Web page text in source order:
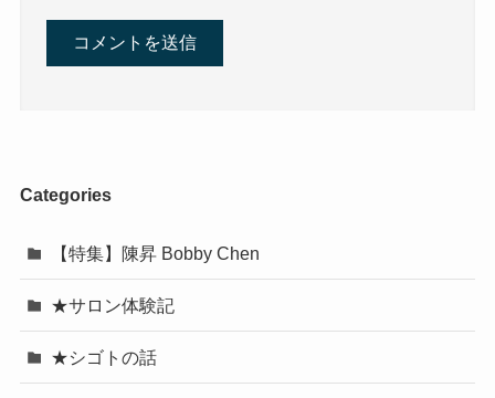
Categories
【特集】陳昇 Bobby Chen
★サロン体験記
★シゴトの話